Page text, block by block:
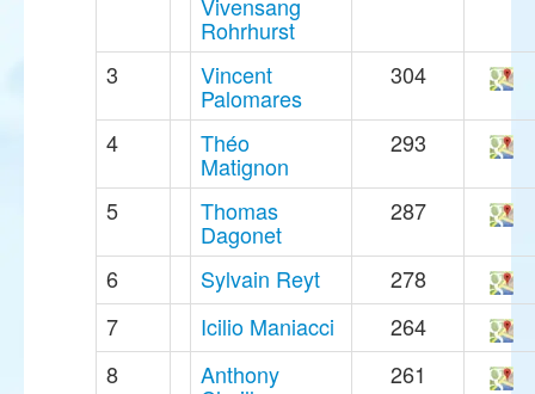
Vivensang
Rohrhurst
3
Vincent
Palomares
304
4 Théo
Matignon
293
5 Thomas
Dagonet
287
6 Sylvain Reyt
278
7
Icilio Maniacci
264
8
Anthony 261